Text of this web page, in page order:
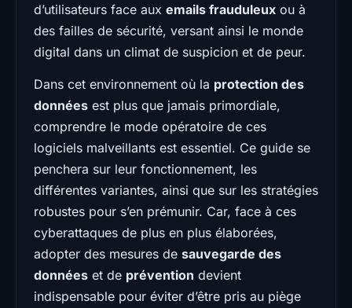
d’utilisateurs face aux emails frauduleux ou à
des failles de sécurité, versant ainsi le monde
digital dans un climat de suspicion et de peur.
Dans cet environnement où la protection des
données est plus que jamais primordiale,
comprendre le mode opératoire de ces
logiciels malveillants est essentiel. Ce guide se
penchera sur leur fonctionnement, les
différentes variantes, ainsi que sur les stratégies
robustes pour s’en prémunir. Car, face à ces
cyberattaques de plus en plus élaborées,
adopter des mesures de sauvegarde des
données et de prévention devient
indispensable pour éviter d’être pris au piège